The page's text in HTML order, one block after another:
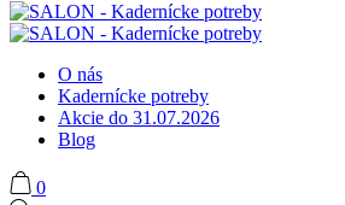
O nás
Kadernícke potreby
Akcie do 31.07.2026
Blog
0